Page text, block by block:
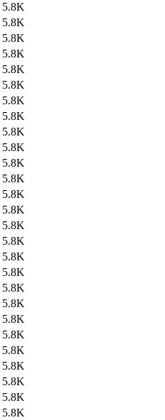
5.8K
5.8K
5.8K
5.8K
5.8K
5.8K
5.8K
5.8K
5.8K
5.8K
5.8K
5.8K
5.8K
5.8K
5.8K
5.8K
5.8K
5.8K
5.8K
5.8K
5.8K
5.8K
5.8K
5.8K
5.8K
5.8K
5.8K